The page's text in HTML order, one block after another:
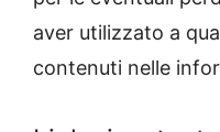
aver utilizzato a
contenuti nelle